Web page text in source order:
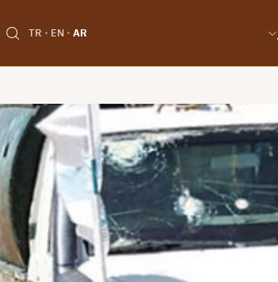
AR
EN
TR